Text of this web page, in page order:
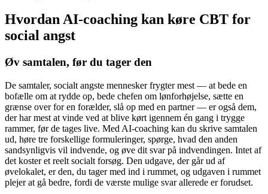
Hvordan AI-coaching kan køre CBT for
social angst
Øv samtalen, før du tager den
De samtaler, socialt angste mennesker frygter mest — at bede en
bofælle om at rydde op, bede chefen om lønforhøjelse, sætte en
grænse over for en forælder, slå op med en partner — er også dem,
der har mest at vinde ved at blive kørt igennem én gang i trygge
rammer, før de tages live. Med AI-coaching kan du skrive samtalen
ud, høre tre forskellige formuleringer, spørge, hvad den anden
sandsynligvis vil indvende, og øve dit svar på indvendingen. Intet af
det koster et reelt socialt forsøg. Den udgave, der går ud af
øvelokalet, er den, du tager med ind i rummet, og udgaven i rummet
plejer at gå bedre, fordi de værste mulige svar allerede er forudset.